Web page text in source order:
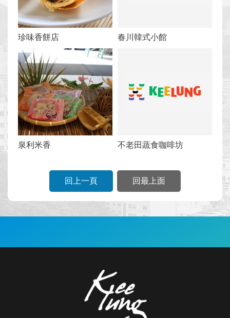
珍味香餅店 春川韓式小館
泉利米香 不老田蔬食咖啡坊
回上一頁 回最上面